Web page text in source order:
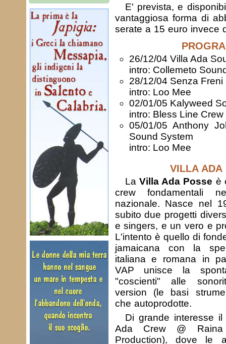
E' prevista, e
vantaggiosa forma di
serate a 15 euro invece
26/12/04 Villa Ada
intro: Collemeto
28/12/04 Senza Freni
intro: Loo Mee
02/01/05 Kalyweed
intro: Bless Line Crew
05/01/05 Anthony
Sound System
intro: Loo Mee
VILLA ADA
La Villa Ada Posse è
crew fondamentali
nazionale. Nasce nel
subito due progetti
e singers, e un vero e
L'intento è quello di
jamaicana con la
italiana e romana in
VAP unisce la
"coscienti" alle
version (le basi
che autoprodotte.
Di grande interesse
Ada Crew @ Raina
Production), dove le